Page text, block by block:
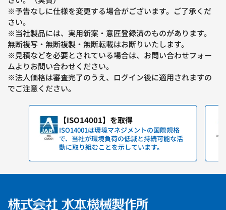
※予告なしに仕様を変更する場合がございます。ご了承くだ
さい。
※当社製品には、実用新案・意匠登録済のものがあります。
無断複写・無断複製・無断転載はお断りいたします。
※見積などを必要とされている場合は、お問い合わせフォー
ムよりお問い合わせください。
※法人価格は審査完了のうえ、ログイン後に適用されますの
でご注意ください。
【ISO14001】を取得
ISO14001は環境マネジメントの国際規格
で、当社が環境負荷の低減と持続可能な活
動に取り組むことを示しています。